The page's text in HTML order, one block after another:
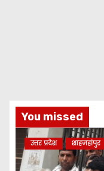
You missed
उत्तर प्रदेश शाहजहांपुर